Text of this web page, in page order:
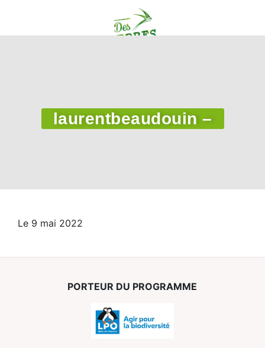
laurentbeaudouin –
Le 9 mai 2022
PORTEUR DU PROGRAMME